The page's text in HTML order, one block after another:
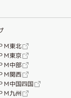
Ｍ東北
Ｍ東京
Ｍ中部
Ｍ関西
Ｍ中国四国
Ｍ九州